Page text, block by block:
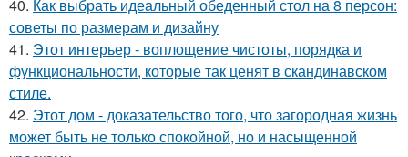
40. Как выбрать идеальный обеденный стол на 8 персон:
советы по размерам и дизайну
41. Этот интерьер - воплощение чистоты, порядка и
функциональности, которые так ценят в скандинавском
стиле.
42. Этот дом - доказательство того, что загородная жизнь
может быть не только спокойной, но и насыщенной